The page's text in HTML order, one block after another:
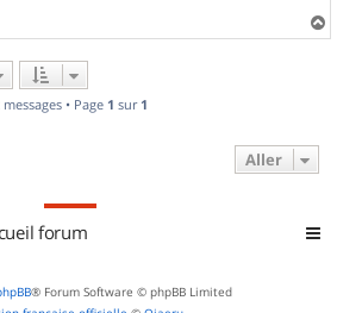
a
messages • Page 1 sur 1
Aller
forum
® Forum Software © phpBB Limited